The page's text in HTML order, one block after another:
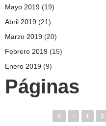
Mayo 2019 (19)
Abril 2019 (21)
Marzo 2019 (20)
Febrero 2019 (15)
Enero 2019 (9)
Páginas
1 2